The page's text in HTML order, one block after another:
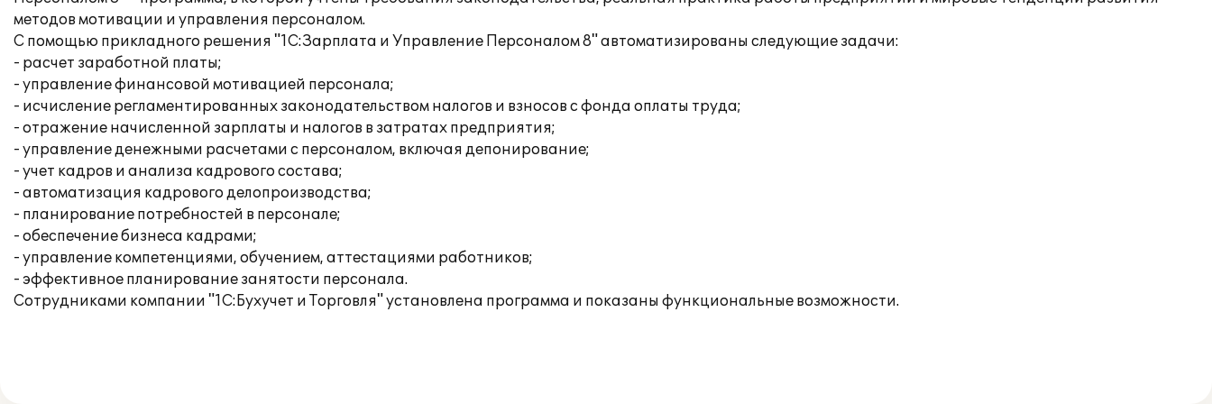
методов мотивации и управления персоналом.
С помощью прикладного решения "1С:Зарплата и Управление Персоналом 8" автоматизированы следующие задачи:
- расчет заработной платы;
- управление финансовой мотивацией персонала;
- исчисление регламентированных законодательством налогов и взносов с фонда оплаты труда;
- отражение начисленной зарплаты и налогов в затратах предприятия;
- управление денежными расчетами с персоналом, включая депонирование;
- учет кадров и анализа кадрового состава;
- автоматизация кадрового делопроизводства;
- планирование потребностей в персонале;
- обеспечение бизнеса кадрами;
- управление компетенциями, обучением, аттестациями работников;
- эффективное планирование занятости персонала.
Сотрудниками компании "1С:Бухучет и Торговля" установлена программа и показаны функциональные возможности.